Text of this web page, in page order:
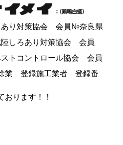
あり対策協会 会員№奈良県
しろあり対策協会 会員
トコントロール協会 会員
業 登録施工業者 登録番
おります！！